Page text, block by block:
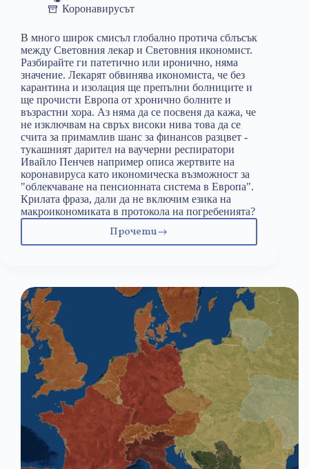
Коронавирусът
В много широк смисъл глобално протича сблъсък
между Световния лекар и Световния икономист.
Разбирайте ги патетично или иронично, няма
значение. Лекарят обвинява икономиста, че без
карантина и изолация ще препълни болниците и
ще прочисти Европа от хронично болните и
възрастни хора. Аз няма да се посвеня да кажа, че
не изключвам на свръх високи нива това да се
счита за примамлив шанс за финансов разцвет -
тукашният дарител на ваучерни респиратори
Ивайло Пенчев например описа жертвите на
коронавируса като икономическа възможност за
"облекчаване на пенсионната система в Европа".
Крилата фраза, дали да не включим езика на
макроикономиката в протокола на погребенията?
Прочети
Дойде